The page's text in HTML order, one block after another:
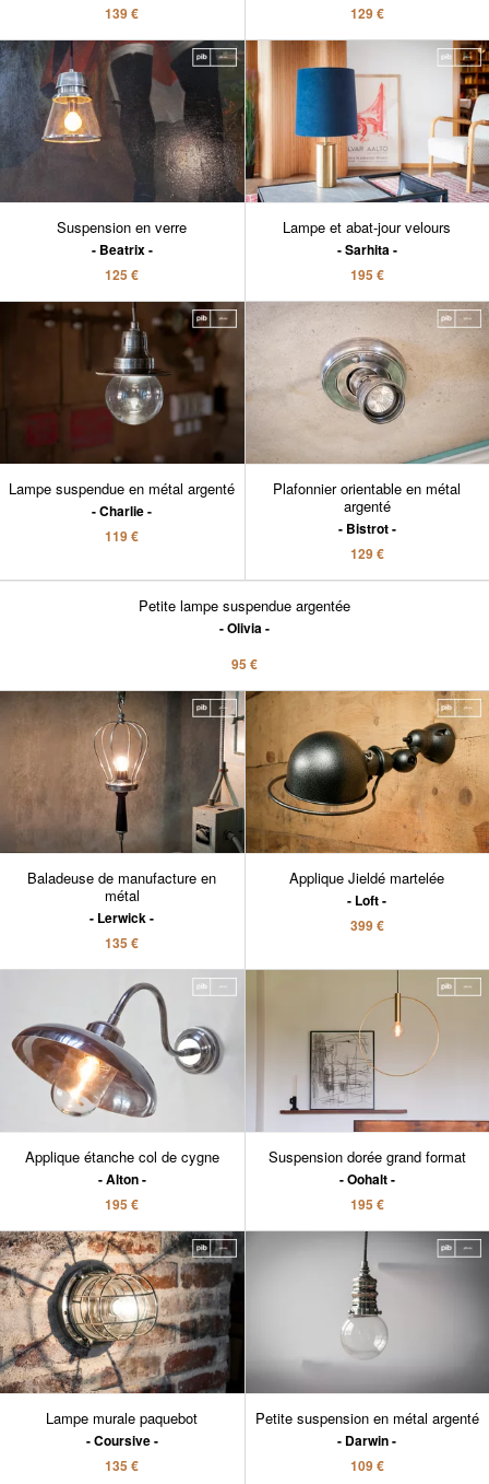
139 €
129 €
Suspension en verre
Beatrix
125 €
Lampe et abat-jour velours
Sarhita
195 €
Lampe suspendue en métal argenté
Charlie
119 €
Plafonnier orientable en métal
argenté
Bistrot
129 €
Petite lampe suspendue argentée
Olivia
95 €
Baladeuse de manufacture en
métal
Lerwick
135 €
Applique Jieldé martelée
Loft
399 €
Applique étanche col de cygne
Alton
195 €
Suspension dorée grand format
Oohalt
195 €
Lampe murale paquebot
Coursive
135 €
Petite suspension en métal argenté
Darwin
109 €